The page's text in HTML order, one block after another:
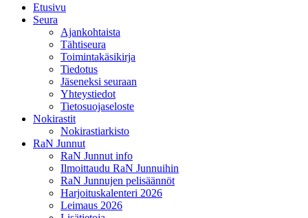
Etusivu
Seura
Ajankohtaista
Tähtiseura
Toimintakäsikirja
Tiedotus
Jäseneksi seuraan
Yhteystiedot
Tietosuojaseloste
Nokirastit
Nokirastiarkisto
RaN Junnut
RaN Junnut info
Ilmoittaudu RaN Junnuihin
RaN Junnujen pelisäännöt
Harjoituskalenteri 2026
Leimaus 2026